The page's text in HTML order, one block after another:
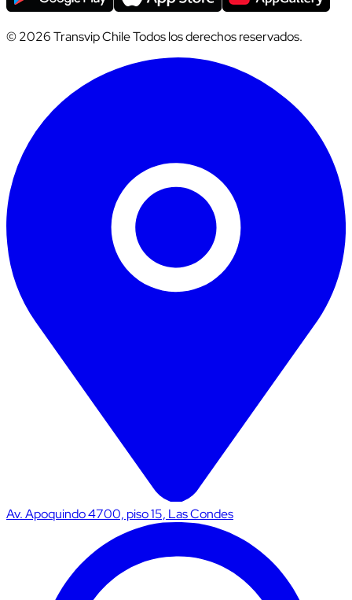
© 2026 Transvip Chile Todos los derechos reservados.
Av. Apoquindo 4700, piso 15, Las Condes